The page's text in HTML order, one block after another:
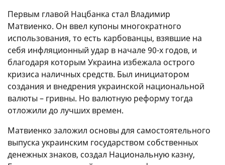
Первым главой Нацбанка стал Владимир
Матвиенко. Он ввел купоны многократного
использования, то есть карбованцы, взявшие на
себя инфляционный удар в начале 90-х годов, и
благодаря которым Украина избежала острого
кризиса наличных средств. Был инициатором
создания и внедрения украинской национальной
валюты – гривны. Но валютную реформу тогда
отложили до лучших времен.
Матвиенко заложил основы для самостоятельного
выпуска украинским государством собственных
денежных знаков, создал Национальную казну,